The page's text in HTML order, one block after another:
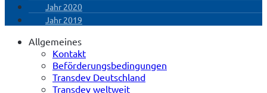
Jahr 2020
Jahr 2019
Allgemeines
Kontakt
Beförderungsbedingungen
Transdev Deutschland
Transdev weltweit